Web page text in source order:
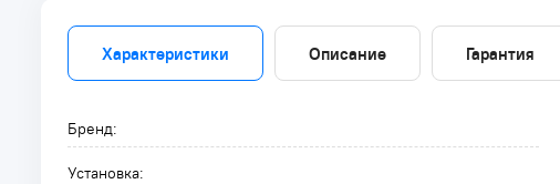
Характеристики Описание Гарантия
Бренд:
Установка: